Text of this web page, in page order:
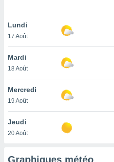
notre
que
et que
Lundi
17 Août
Mardi
18 Août
Mercredi
19 Août
Jeudi
20 Août
Graphiques météo